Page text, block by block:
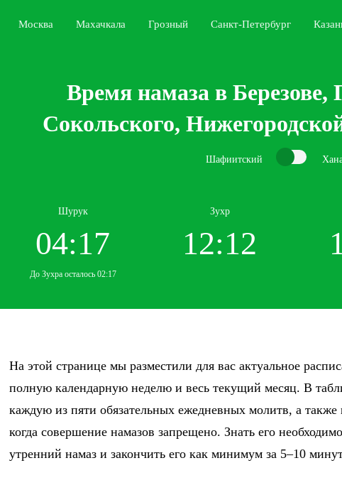
Москва Махачкала Грозный Санкт-Петербург
Время намаза в Березове,
Сокольского,
Шафиитский
Шурук
04:17
До Зухра осталось 02:17
Зухр
12:12
На этой странице мы разместили для вас актуальное
полную календарную неделю и весь текущий месяц. В
каждую из пяти обязательных ежедневных молитв, а
когда совершение намазов запрещено. Знать его
утренний намаз и закончить его как минимум за 5–10